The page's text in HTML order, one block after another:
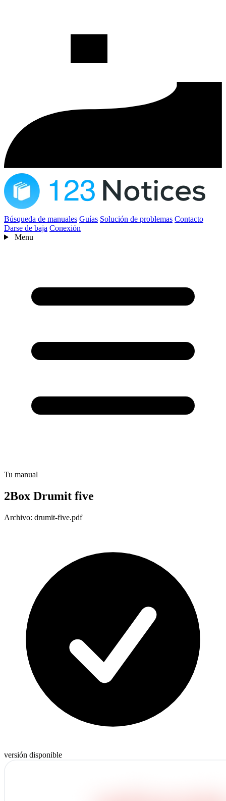
Búsqueda de manuales Guías Solución de problemas Contacto
Darse de baja Conexión
Menu
Tu manual
2Box Drumit five
Archivo: drumit-five.pdf
versión disponible